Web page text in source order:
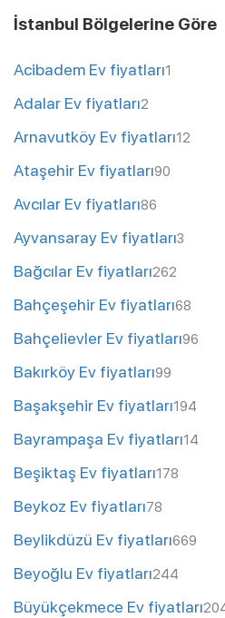
İstanbul Bölgelerine Göre
Acibadem Ev fiyatları1
Adalar Ev fiyatları2
Arnavutköy Ev fiyatları12
Ataşehir Ev fiyatları90
Avcılar Ev fiyatları86
Ayvansaray Ev fiyatları3
Bağcılar Ev fiyatları262
Bahçeşehir Ev fiyatları68
Bahçelievler Ev fiyatları96
Bakırköy Ev fiyatları99
Başakşehir Ev fiyatları194
Bayrampaşa Ev fiyatları14
Beşiktaş Ev fiyatları178
Beykoz Ev fiyatları78
Beylikdüzü Ev fiyatları669
Beyoğlu Ev fiyatları244
Büyükçekmece Ev fiyatları